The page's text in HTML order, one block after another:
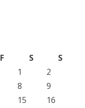
F S
S
1
2
8
9
15
16